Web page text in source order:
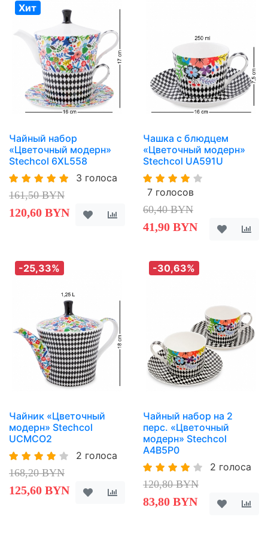
Хит
Чайный набор
«Цветочный модерн»
Stechcol 6XL558
3 голоса
161,50 BYN
120,60 BYN
Чашка с блюдцем
«Цветочный модерн»
Stechcol UA591U
7 голосов
60,40 BYN
41,90 BYN
-25,33%
Чайник «Цветочный
модерн» Stechcol
UCMCO2
2 голоса
168,20 BYN
125,60 BYN
-30,63%
Чайный набор на 2
перс. «Цветочный
модерн» Stechcol
A4B5P0
2 голоса
120,80 BYN
83,80 BYN